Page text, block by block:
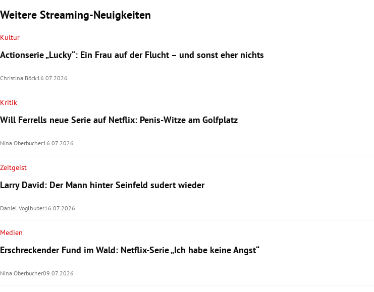
Weitere Streaming-Neuigkeiten
Kultur
Actionserie „Lucky“: Ein Frau auf der Flucht – und sonst eher nichts
Christina Böck16.07.2026
Kritik
Will Ferrells neue Serie auf Netflix: Penis-Witze am Golfplatz
Nina Oberbucher16.07.2026
Zeitgeist
Larry David: Der Mann hinter Seinfeld sudert wieder
Daniel Voglhuber16.07.2026
Medien
Erschreckender Fund im Wald: Netflix-Serie „Ich habe keine Angst“
Nina Oberbucher09.07.2026